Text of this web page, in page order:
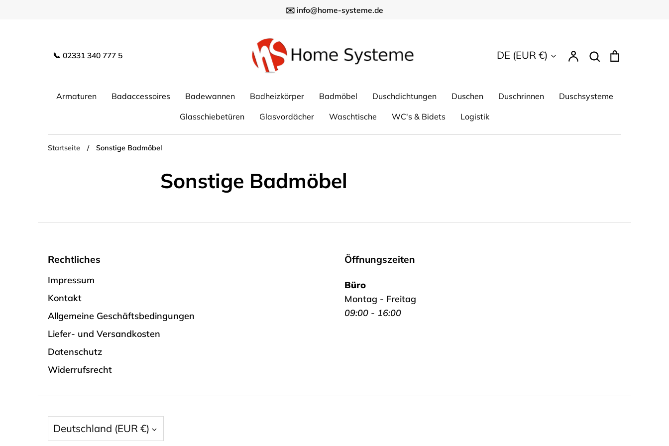
✉️ info@home-systeme.de
📞 02331 340 777 5 Währung
DE (EUR €) AccountSuchen
Armaturen Badaccessoires Badewannen Badheizkörper Badmöbel Duschdichtungen Duschen Duschrinnen Duschsysteme
Glasschiebetüren Glasvordächer Waschtische WC's & Bidets Logistik
Startseite / Sonstige Badmöbel
Sonstige Badmöbel
Rechtliches
Impressum
Kontakt
Allgemeine Geschäftsbedingungen
Liefer- und Versandkosten
Datenschutz
Widerrufsrecht
Öffnungszeiten
Büro
Montag - Freitag
09:00 - 16:00
Währung
Deutschland (EUR €)